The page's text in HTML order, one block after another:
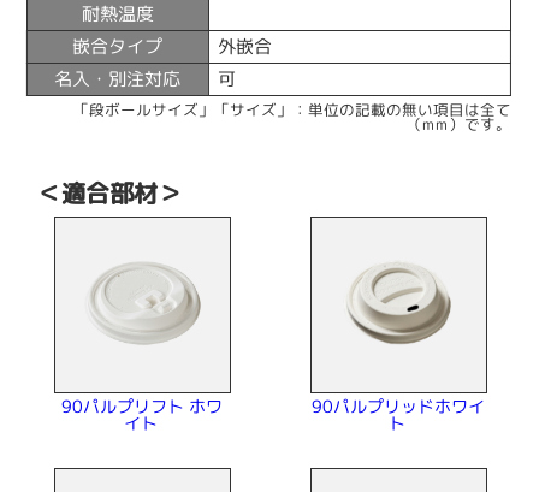
耐熱温度
嵌合タイプ 外嵌合
名入・別注対応 可
「段ボールサイズ」「サイズ」：単位の記載の無い項目は全て
（mm）です。
＜適合部材＞
90パルプリフト ホワ
イト
90パルプリッドホワイ
ト